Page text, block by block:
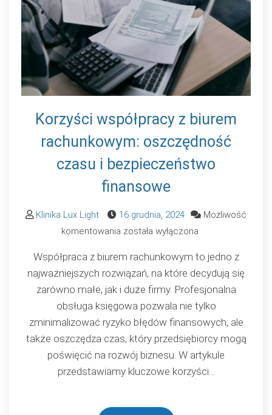
Korzyści współpracy z biurem
rachunkowym: oszczędność
czasu i bezpieczeństwo
finansowe
Klinika Lux Light 16 grudnia, 2024
Możliwość
komentowania Korzyści
z
biurem
rachunkowym:
oszczędność
czasu
i
bezpieczeństwo
finansowe
została wyłączona
Współpraca z biurem rachunkowym to jedno z
najważniejszych rozwiązań, na które decydują się
zarówno małe, jak i duże firmy. Profesjonalna
obsługa księgowa pozwala nie tylko
zminimalizować ryzyko błędów finansowych, ale
także oszczędza czas, który przedsiębiorcy mogą
poświęcić na rozwój biznesu. W artykule
przedstawiamy kluczowe korzyści…